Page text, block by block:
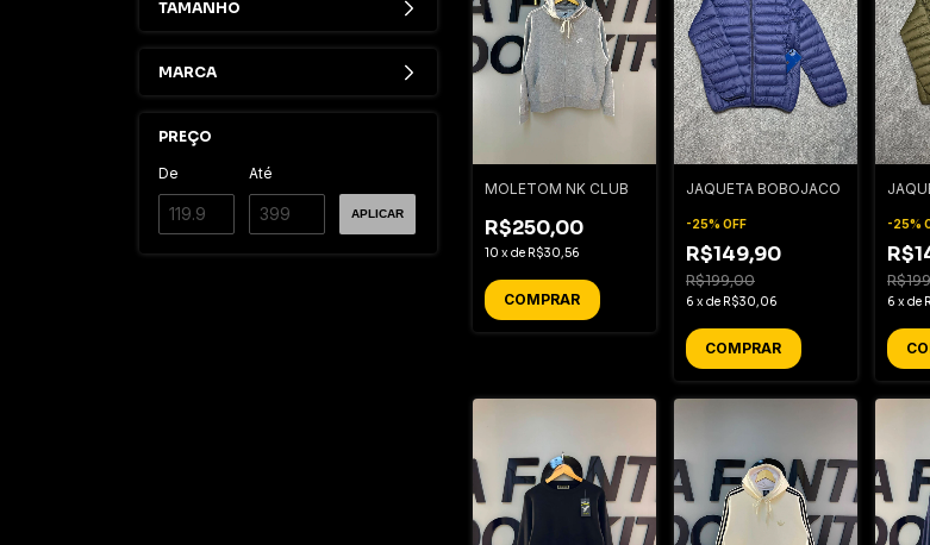
TAMANHO
MARCA
PREÇO
De Até
APLICAR
MOLETOM NK CLUB
R$250,00
10 xde R$30,56
COMPRAR
JAQUETA BOBOJACO
-25% OFF
R$149,90
R$199,00
6 xde R$30,06
COMPRAR
-25%
6 xde